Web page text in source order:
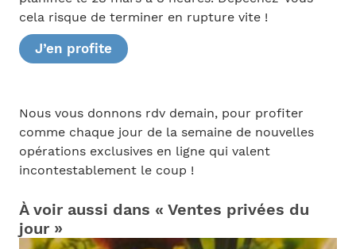
cela risque de terminer en rupture vite !
J’en profite
Nous vous donnons rdv demain, pour profiter
comme chaque jour de la semaine de nouvelles
opérations exclusives en ligne qui valent
incontestablement le coup !
À voir aussi dans « Ventes privées du
jour »